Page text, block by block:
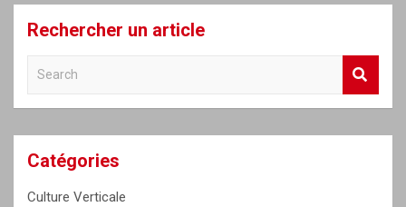
Rechercher un article
a
r
c
Catégories
Culture Verticale